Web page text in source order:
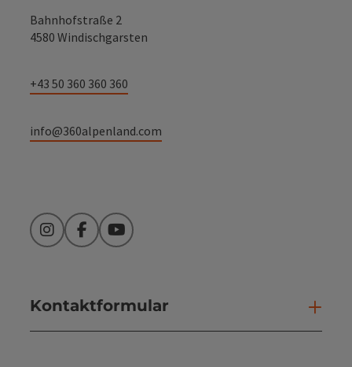
Bahnhofstraße 2
4580 Windischgarsten
+43 50 360 360 360
info@360alpenland.com
InstagramFacebookYouTube
Kontaktformular